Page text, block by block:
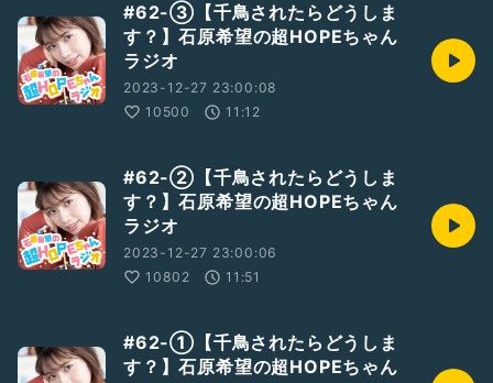
#62-③【千鳥されたらどうしま
す？】石原希望の超HOPEちゃん
ラジオ
2023-12-27 23:00:08
10500
11:12
#62-②【千鳥されたらどうしま
す？】石原希望の超HOPEちゃん
ラジオ
2023-12-27 23:00:06
10802
11:51
#62-①【千鳥されたらどうしま
す？】石原希望の超HOPEちゃん